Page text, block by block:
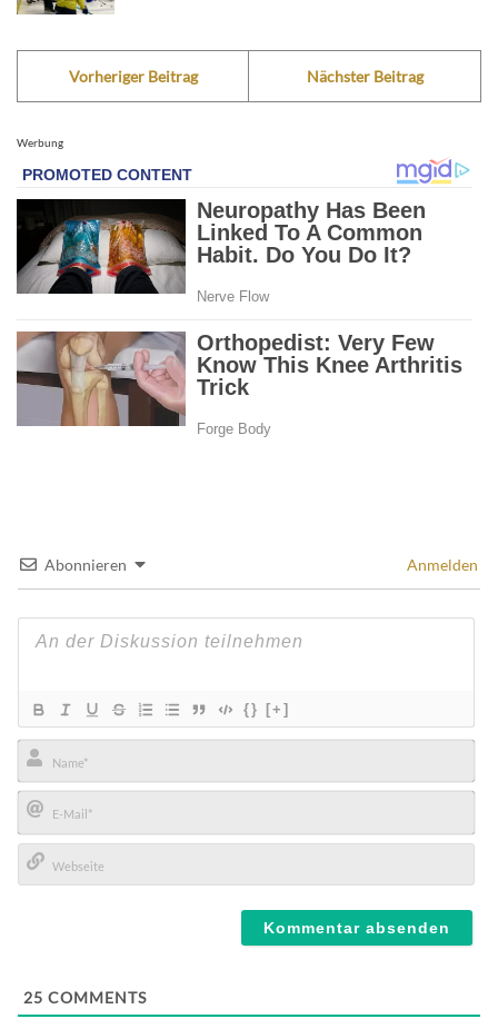
Vorheriger Beitrag Nächster Beitrag
Werbung
Abonnieren Anmelden
{} [+]
Name*
E-
Mail*
25 COMMENTS